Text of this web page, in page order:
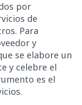
por
de
Para
y
se elabore un
y celebre el
es el